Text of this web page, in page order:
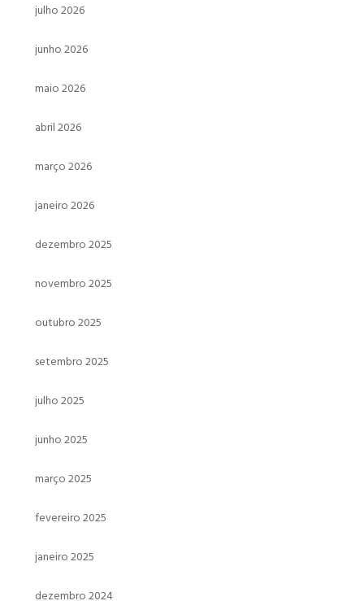
julho 2026
junho 2026
maio 2026
abril 2026
março 2026
janeiro 2026
dezembro 2025
novembro 2025
outubro 2025
setembro 2025
julho 2025
junho 2025
março 2025
fevereiro 2025
janeiro 2025
dezembro 2024